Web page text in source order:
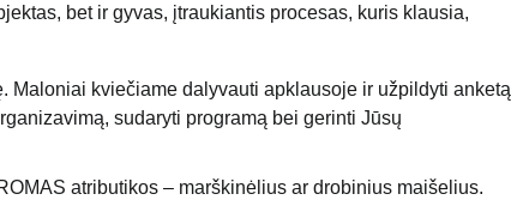
bet ir gyvas, įtraukiantis procesas, kuris klausia,
Maloniai kviečiame dalyvauti apklausoje ir užpildyti anketą
sudaryti programą bei gerinti Jūsų
atributikos – marškinėlius ar drobinius maišelius.